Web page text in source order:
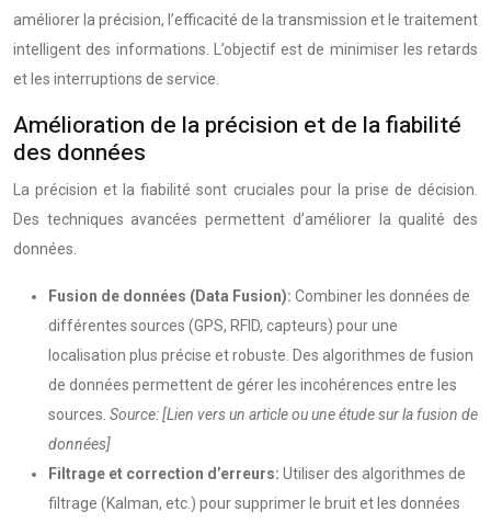
améliorer la précision, l’efficacité de la transmission et le traitement
intelligent des informations. L’objectif est de minimiser les retards
et les interruptions de service.
Amélioration de la précision et de la fiabilité
des données
La précision et la fiabilité sont cruciales pour la prise de décision.
Des techniques avancées permettent d’améliorer la qualité des
données.
Fusion de données (Data Fusion): Combiner les données de
différentes sources (GPS, RFID, capteurs) pour une
localisation plus précise et robuste. Des algorithmes de fusion
de données permettent de gérer les incohérences entre les
sources. Source: [Lien vers un article ou une étude sur la fusion de
données]
Filtrage et correction d’erreurs: Utiliser des algorithmes de
filtrage (Kalman, etc.) pour supprimer le bruit et les données